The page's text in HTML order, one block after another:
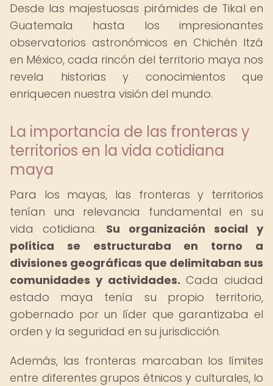
Desde las majestuosas pirámides de Tikal en
Guatemala hasta los impresionantes
observatorios astronómicos en Chichén Itzá
en México, cada rincón del territorio maya nos
revela historias y conocimientos que
enriquecen nuestra visión del mundo.
La importancia de las fronteras y
territorios en la vida cotidiana
maya
Para los mayas, las fronteras y territorios
tenían una relevancia fundamental en su
vida cotidiana. Su organización social y
política se estructuraba en torno a
divisiones geográficas que delimitaban sus
comunidades y actividades. Cada ciudad
estado maya tenía su propio territorio,
gobernado por un líder que garantizaba el
orden y la seguridad en su jurisdicción.
Además, las fronteras marcaban los límites
entre diferentes grupos étnicos y culturales, lo